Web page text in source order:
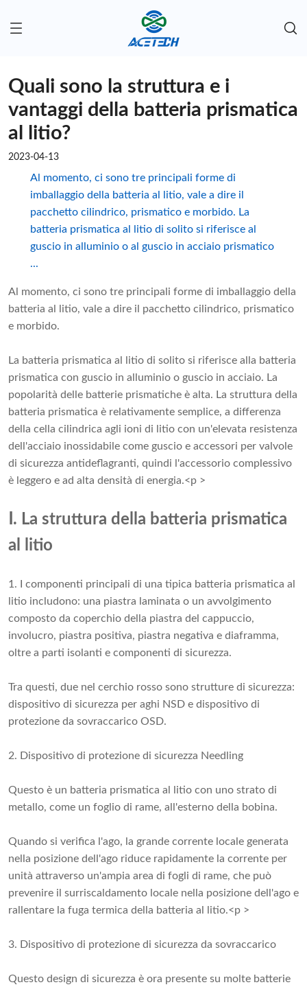
Quali sono la struttura e i
vantaggi della batteria prismatica
al litio?
2023-04-13
Al momento, ci sono tre principali forme di
imballaggio della batteria al litio, vale a dire il
pacchetto cilindrico, prismatico e morbido. La
batteria prismatica al litio di solito si riferisce al
guscio in alluminio o al guscio in acciaio prismatico
...
Al momento, ci sono tre principali forme di imballaggio della
batteria al litio, vale a dire il pacchetto cilindrico, prismatico
e morbido.
La batteria prismatica al litio di solito si riferisce alla batteria
prismatica con guscio in alluminio o guscio in acciaio. La
popolarità delle batterie prismatiche è alta. La struttura della
batteria prismatica è relativamente semplice, a differenza
della cella cilindrica agli ioni di litio con un'elevata resistenza
dell'acciaio inossidabile come guscio e accessori per valvole
di sicurezza antideflagranti, quindi l'accessorio complessivo
è leggero e ad alta densità di energia.<p >
Ⅰ. La struttura della batteria prismatica
al litio
1. I componenti principali di una tipica batteria prismatica al
litio includono: una piastra laminata o un avvolgimento
composto da coperchio della piastra del cappuccio,
involucro, piastra positiva, piastra negativa e diaframma,
oltre a parti isolanti e componenti di sicurezza.
Tra questi, due nel cerchio rosso sono strutture di sicurezza:
dispositivo di sicurezza per aghi NSD e dispositivo di
protezione da sovraccarico OSD.
2. Dispositivo di protezione di sicurezza Needling
Questo è un batteria prismatica al litio con uno strato di
metallo, come un foglio di rame, all'esterno della bobina.
Quando si verifica l'ago, la grande corrente locale generata
nella posizione dell'ago riduce rapidamente la corrente per
unità attraverso un'ampia area di fogli di rame, che può
prevenire il surriscaldamento locale nella posizione dell'ago e
rallentare la fuga termica della batteria al litio.<p >
3. Dispositivo di protezione di sicurezza da sovraccarico
Questo design di sicurezza è ora presente su molte batterie